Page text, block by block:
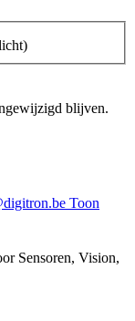
blijven.
Toon
Sensoren, Vision,